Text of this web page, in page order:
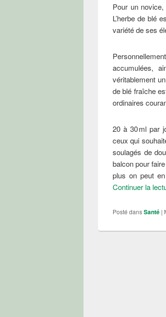
Pour un novice,
L’herbe de blé
variété de ses
accumulées,
véritablement
de blé fraîche
ordinaires
20 à 30 ml par
ceux qui
soulagés de
balcon pour
plus on peut
Continuer la
Posté dansSanté |